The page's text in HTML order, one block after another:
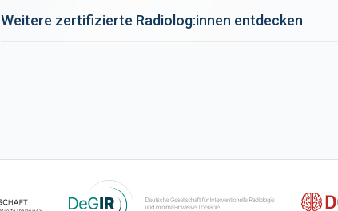
Weitere zertifizierte Radiolog:innen entdecken